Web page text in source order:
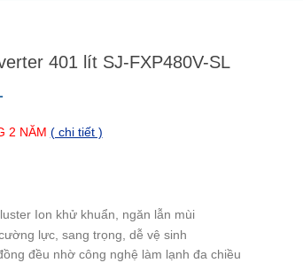
401 lít SJ-FXP480V-SL
2 NĂM ( chi tiết )
Ion khử khuẩn, ngăn lẫn mùi
lực, sang trọng, dễ vệ sinh
đều nhờ công nghệ làm lạnh đa chiều